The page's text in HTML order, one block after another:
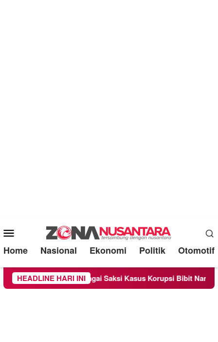
Mobile
Menu
Home Nasional Ekonomi Politik Otomotif
HEADLINE HARI INI
Sebagai Saksi Kasus Korupsi Bibit Nanas Sulsel Rp